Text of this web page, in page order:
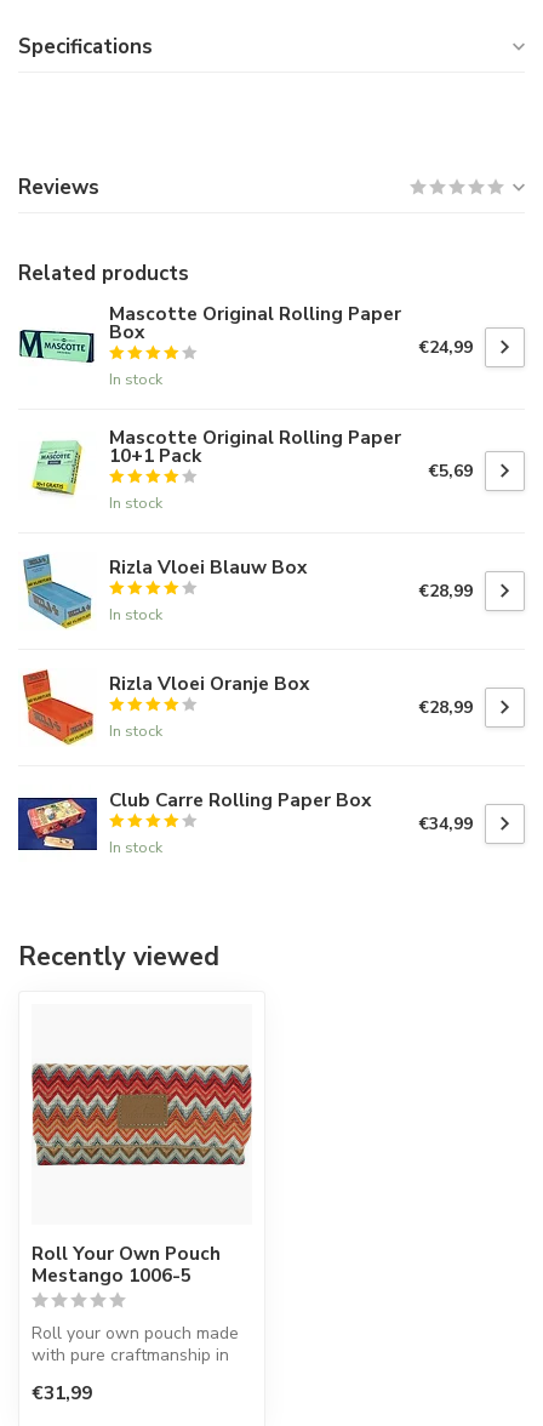
Specifications
Reviews
Related products
Mascotte Original Rolling Paper
Box
In stock
€24,99
Mascotte Original Rolling Paper
10+1 Pack
In stock
€5,69
Rizla Vloei Blauw Box
In stock
€28,99
Rizla Vloei Oranje Box
In stock
€28,99
Club Carre Rolling Paper Box
In stock
€34,99
Recently viewed
Roll Your Own Pouch
Mestango 1006-5
Roll your own pouch made
with pure craftmanship in
€31,99